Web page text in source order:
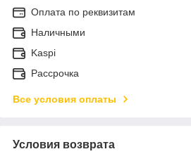
Оплата по реквизитам
Наличными
Kaspi
Рассрочка
Все условия оплаты
Условия возврата